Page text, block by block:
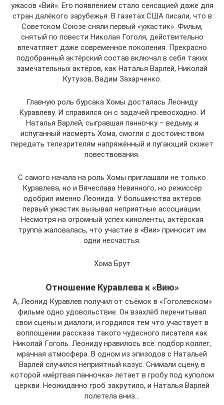
ужасов «Вий». Его появлением стало сенсацией даже для
стран далёкого зарубежья. В газетах США писали, что в
Советском Союзе сняли первый «ужастик». Фильм,
снятый по повести Николая Гоголя, действительно
впечатляет даже современное поколения. Прекрасно
подобранный актёрский состав включал в себя таких
замечательных актёров, как Наталья Варлей, Николай
Кутузов, Вадим Захарченко.
Главную роль бурсака Хомы досталась Леониду
Куравлеву. И справился он с задачей превосходно. И
Наталья Варлей, сыгравшая панночку – ведьму, и
испуганный насмерть Хома, смогли с достоинством
передать телезрителям напряжённый и пугающий сюжет
повествования.
С самого начала на роль Хомы приглашали не только
Куравлева, но и Вячеслава Невинного, но режиссёр
одобрил именно Леонида. У большинства актёров
первый ужастик вызывал неприятные ассоциации.
Несмотря на огромный успех киноленты, актёрская
труппа жаловалась, что участие в «Вии» приносит им
одни несчастья.
Хома Брут
Отношение Куравлева к «Вию»
А, Леонид Куравлев получил от съёмок в «Гоголевском»
фильме одно удовольствие. Он взахлёб перечитывал
свои сцены и диалоги, и гордился тем что участвует в
воплощении рассказа такого чудесного писателя как
Николай Гоголь. Леониду нравилось всё: подбор коллег,
мрачная атмосфера. В одном из эпизодов с Натальей
Варлей случился неприятный казус. Снимали сцену, в
которой «мёртвая панночка» летает в гробу под куполом
церкви. Неожиданно гроб закрутило, и Наталья Варлей
полетела вниз…